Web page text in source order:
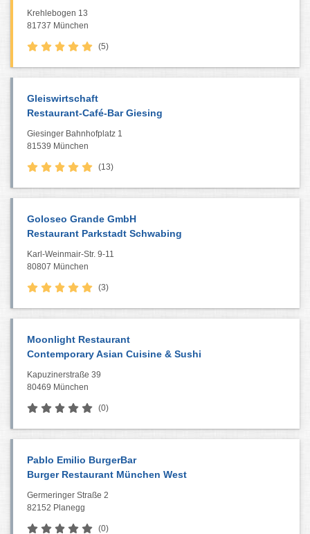
Krehlebogen 13
81737 München
(5)
Gleiswirtschaft
Restaurant-Café-Bar Giesing
Giesinger Bahnhofplatz 1
81539 München
(13)
Goloseo Grande GmbH
Restaurant Parkstadt Schwabing
Karl-Weinmair-Str. 9-11
80807 München
(3)
Moonlight Restaurant
Contemporary Asian Cuisine & Sushi
Kapuzinerstraße 39
80469 München
(0)
Pablo Emilio BurgerBar
Burger Restaurant München West
Germeringer Straße 2
82152 Planegg
(0)